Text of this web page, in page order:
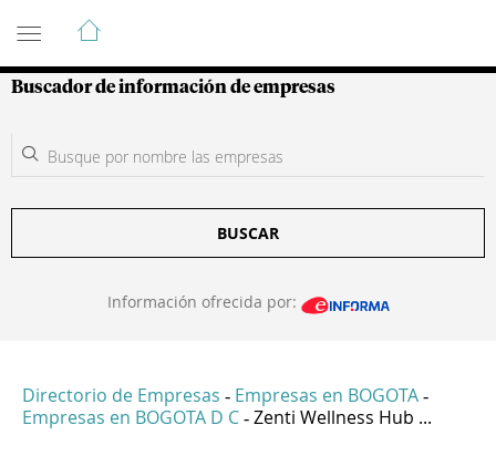
Guía de Empresas Colombianas
Buscador de información de empresas
BUSCAR
Información ofrecida por:
Directorio de Empresas - Empresas en BOGOTA -
Empresas en BOGOTA D C - Zenti Wellness Hub ...